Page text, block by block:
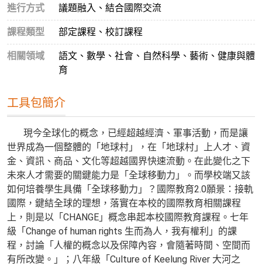
進行方式 議題融入、結合國際交流
課程類型 部定課程、校訂課程
相關領域
語文、數學、社會、自然科學、藝術、健康與體
育
工具包簡介
現今全球化的概念，已經超越經濟、軍事活動，而是讓
世界成為一個整體的「地球村」，在「地球村」上人才、資
金、資訊、商品、文化等超越國界快速流動。在此變化之下
未來人才需要的關鍵能力是「全球移動力」。而學校端又該
如何培養學生具備「全球移動力」？國際教育2.0願景：接軌
國際，鍵結全球的理想，落實在本校的國際教育相關課程
上，則是以「CHANGE」概念串起本校國際教育課程。七年
級「Change of human rights 生而為人，我有權利」的課
程，討論「人權的概念以及保障內容，會隨著時間、空間而
有所改變。」；八年級「Culture of Keelung River 大河之